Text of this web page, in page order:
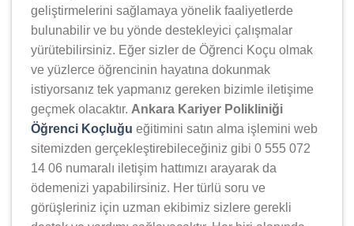
geliştirmelerini sağlamaya yönelik faaliyetlerde
bulunabilir ve bu yönde destekleyici çalışmalar
yürütebilirsiniz. Eğer sizler de Öğrenci Koçu olmak
ve yüzlerce öğrencinin hayatına dokunmak
istiyorsanız tek yapmanız gereken bizimle iletişime
geçmek olacaktır. Ankara Kariyer Polikliniği
Öğrenci Koçluğu eğitimini satın alma işlemini web
sitemizden gerçekleştirebileceğiniz gibi 0 555 072
14 06 numaralı iletişim hattımızı arayarak da
ödemenizi yapabilirsiniz. Her türlü soru ve
görüşleriniz için uzman ekibimiz sizlere gerekli